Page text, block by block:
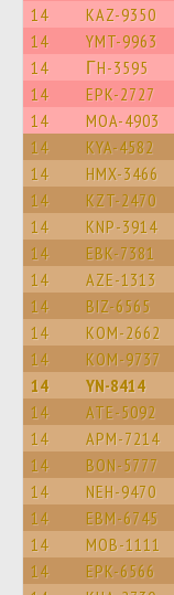
14 KAZ-9350
14 YMT-9963
14 ΓH-3595
14 EPK-2727
14 MOA-4903
14 KYA-4582
14 HMX-3466
14 KZT-2470
14 KNP-3914
14 EBK-7381
14 AZE-1313
14 BIZ-6565
14 KOM-2662
14 KOM-9737
14 YN-8414
14 ATE-5092
14 APM-7214
14 BON-5777
14 NEH-9470
14 EBM-6745
14 MOB-1111
14 EPK-6566